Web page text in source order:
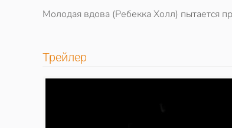
Молодая вдова (Ребекка Холл) пытается
Трейлер